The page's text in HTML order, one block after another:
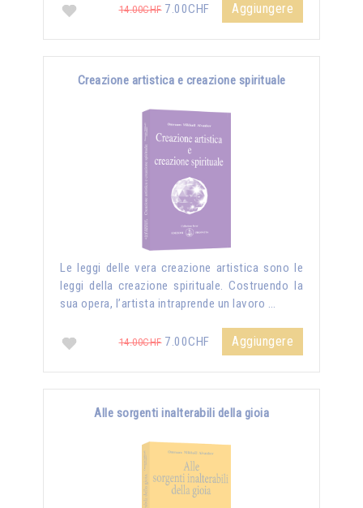
14.00CHF7.00CHF Aggiungere
Creazione artistica e creazione spirituale
Le leggi delle vera creazione artistica sono le
leggi della creazione spirituale. Costruendo la
sua opera, l’artista intraprende un lavoro …
14.00CHF7.00CHF Aggiungere
Alle sorgenti inalterabili della gioia